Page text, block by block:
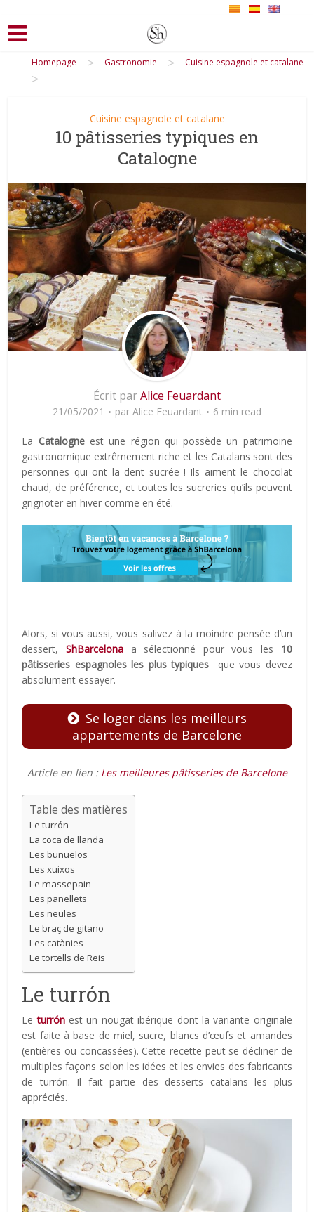
Homepage > Gastronomie > Cuisine espagnole et catalane
>
Cuisine espagnole et catalane
10 pâtisseries typiques en
Catalogne
Écrit parAlice Feuardant
21/05/2021 par Alice Feuardant 6 min read
La Catalogneest une région qui possède un patrimoine
gastronomique extrêmement riche et les Catalans sont des
personnes qui ont la dent sucrée ! Ils aiment le chocolat
chaud, de préférence, et toutes les sucreries qu’ils peuvent
grignoter en hiver comme en été.
Alors, si vous aussi, vous salivez à la moindre pensée d’un
dessert, ShBarcelonaa sélectionné pour vous les 10
pâtisseries espagnoles les plus typiques que vous devez
absolument essayer.
Se loger dans les meilleurs
appartements de Barcelone
Article en lien : Les meilleures pâtisseries de Barcelone
Table des matières
Le turrón
La coca de llanda
Les buñuelos
Les xuixos
Le massepain
Les panellets
Les neules
Le braç de gitano
Les catànies
Le tortells de Reis
Le turrón
Leturrónest un nougat ibérique dont la variante originale
est faite à base de miel, sucre, blancs d’œufs et amandes
(entières ou concassées). Cette recette peut se décliner de
multiples façons selon les idées et les envies des fabricants
de turrón. Il fait partie des desserts catalans les plus
appréciés.